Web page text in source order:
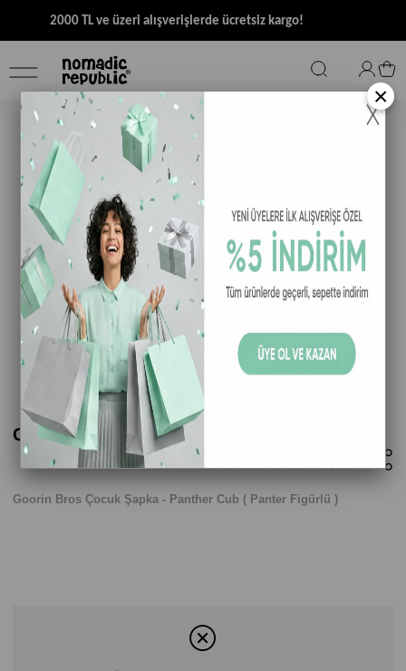
2000 TL ve üzeri alışverişlerde ücretsiz kargo!
Goorin Bros Çocuk Şapka - Panther Cub
Goorin Bros Çocuk Şapka - Panther Cub ( Panter Figürlü )
×